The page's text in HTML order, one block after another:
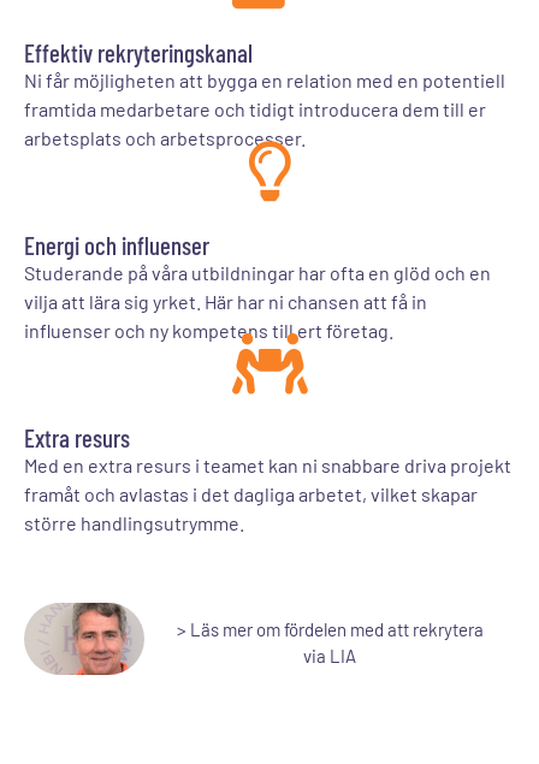
Effektiv rekryteringskanal
Ni får möjligheten att bygga en relation med en potentiell
framtida medarbetare och tidigt introducera dem till er
arbetsplats och arbetsprocesser.
Energi och influenser
Studerande på våra utbildningar har ofta en glöd och en
vilja att lära sig yrket. Här har ni chansen att få in
influenser och ny kompetens till ert företag.
Extra resurs
Med en extra resurs i teamet kan ni snabbare driva projekt
framåt och avlastas i det dagliga arbetet, vilket skapar
större handlingsutrymme.
> Läs mer om fördelen med att rekrytera
via LIA